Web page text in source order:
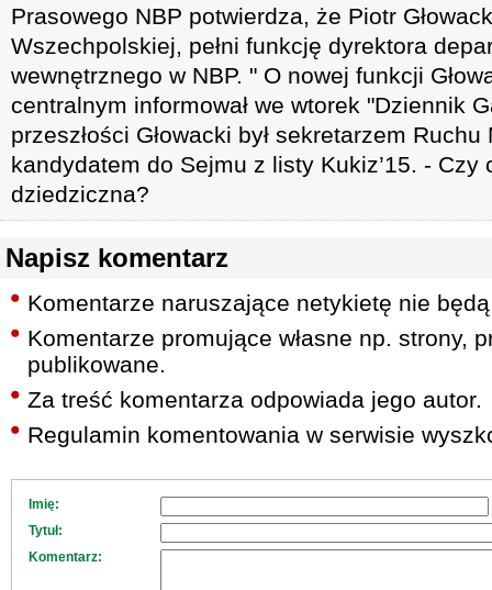
Prasowego NBP potwierdza, że Piotr
Wszechpolskiej, pełni funkcję dyrektora
wewnętrznego w NBP. " O nowej funkcji
centralnym informował we wtorek "Dziennik
przeszłości Głowacki był sekretarzem
kandydatem do Sejmu z listy Kukiz’15. - Czy
dziedziczna?
Napisz komentarz
Komentarze naruszające netykietę nie
Komentarze promujące własne np. strony,
publikowane.
Za treść komentarza odpowiada jego autor.
Regulamin komentowania w serwisie
Imię:
Tytuł:
Komentarz: